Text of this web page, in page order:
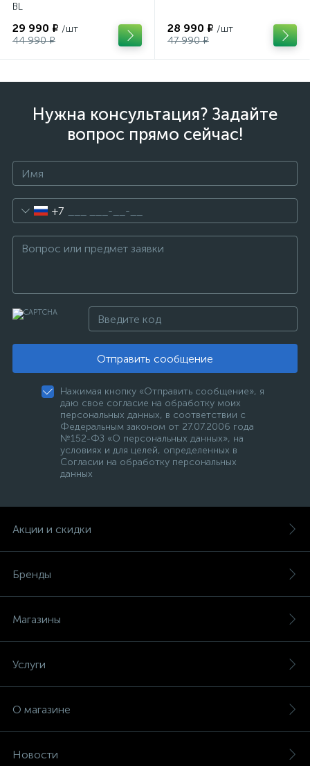
BL
29 990 ₽ /шт
44 990 ₽
28 990 ₽ /шт
47 990 ₽
Нужна консультация? Задайте
вопрос прямо сейчас!
+7
Отправить сообщение
Нажимая кнопку «Отправить сообщение», я
даю свое согласие на обработку моих
персональных данных, в соответствии с
Федеральным законом от 27.07.2006 года
№152-ФЗ «О персональных данных», на
условиях и для целей, определенных в
Согласии на обработку персональных
данных
Акции и скидки
Бренды
Магазины
Услуги
О магазине
Новости